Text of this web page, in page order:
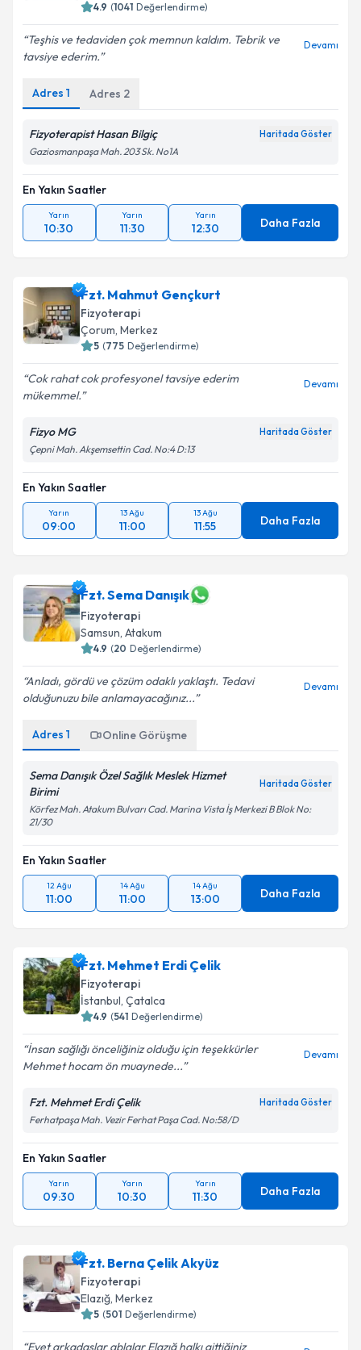
Kişisel verilerimin işlenmesine ilişkinAydınlatma
Metni
4.9 (1041 Değerlendirme)
Teşhis ve tedaviden çok memnun kaldım. Tebrik ve
tavsiye ederim.
Devamı
Adres 1 Adres 2
Fizyoterapist Hasan Bilgiç Haritada Göster
Gaziosmanpaşa Mah. 203 Sk. No1A
En Yakın Saatler
Yarın
10:30
Yarın
11:30
Yarın
12:30 Daha Fazla
Fzt. Mahmut Gençkurt
Fizyoterapi
Çorum, Merkez
5 (775 Değerlendirme)
Cok rahat cok profesyonel tavsiye ederim
mükemmel.
Devamı
Fizyo MG Haritada Göster
Çepni Mah. Akşemsettin Cad. No:4 D:13
En Yakın Saatler
Yarın
09:00
13 Ağu
11:00
13 Ağu
11:55 Daha Fazla
Fzt. Sema Danışık
Fizyoterapi
Samsun, Atakum
4.9 (20 Değerlendirme)
Anladı, gördü ve çözüm odaklı yaklaştı. Tedavi
olduğunuzu bile anlamayacağınız...
Devamı
Adres 1 Online Görüşme
Sema Danışık Özel Sağlık Meslek Hizmet
Birimi
Haritada Göster
Körfez Mah. Atakum Bulvarı Cad. Marina Vista İş Merkezi B Blok No:
21/30
En Yakın Saatler
12 Ağu
11:00
14 Ağu
11:00
14 Ağu
13:00 Daha Fazla
Fzt. Mehmet Erdi Çelik
Fizyoterapi
İstanbul, Çatalca
4.9 (541 Değerlendirme)
İnsan sağlığı önceliğiniz olduğu için teşekkürler
Mehmet hocam ön muaynede...
Devamı
Fzt. Mehmet Erdi Çelik Haritada Göster
Ferhatpaşa Mah. Vezir Ferhat Paşa Cad. No:58/D
En Yakın Saatler
Yarın
09:30
Yarın
10:30
Yarın
11:30 Daha Fazla
Fzt. Berna Çelik Akyüz
Fizyoterapi
Elazığ, Merkez
5 (501 Değerlendirme)
Evet arkadaşlar ablalar Elazığ halkı gittiğiniz